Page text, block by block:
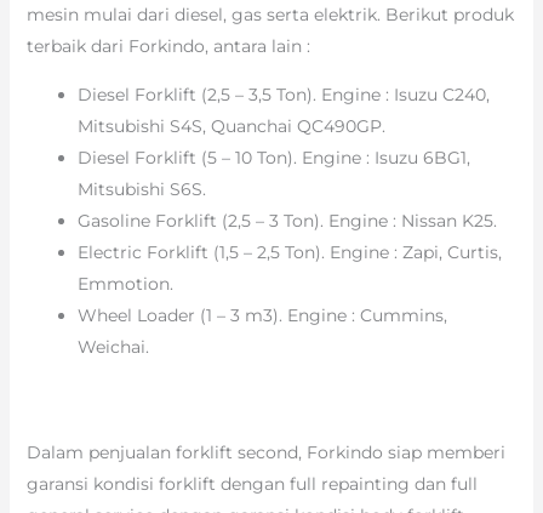
mesin mulai dari diesel, gas serta elektrik. Berikut produk
terbaik dari Forkindo, antara lain :
Diesel Forklift (2,5 – 3,5 Ton). Engine : Isuzu C240,
Mitsubishi S4S, Quanchai QC490GP.
Diesel Forklift (5 – 10 Ton). Engine : Isuzu 6BG1,
Mitsubishi S6S.
Gasoline Forklift (2,5 – 3 Ton). Engine : Nissan K25.
Electric Forklift (1,5 – 2,5 Ton). Engine : Zapi, Curtis,
Emmotion.
Wheel Loader (1 – 3 m3). Engine : Cummins,
Weichai.
Dalam penjualan forklift second, Forkindo siap memberi
garansi kondisi forklift dengan full repainting dan full